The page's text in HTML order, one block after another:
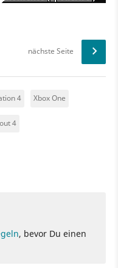
nächste Seite
4 Xbox One
4
, bevor Du einen